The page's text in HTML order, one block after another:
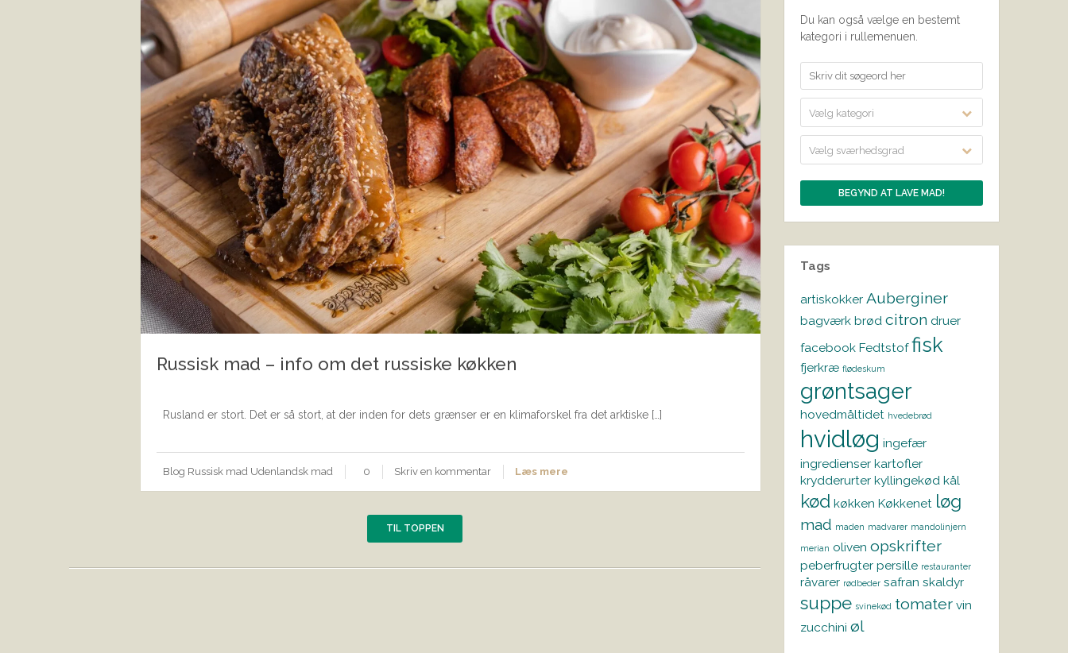
Russisk mad – info om det russiske køkken
Rusland er stort. Det er så stort, at der inden for dets grænser er en klimaforskel fra det arktiske […]
Blog Russisk mad Udenlandsk mad 0 Skriv en kommentar Læs mere
TIL TOPPEN
Du kan også vælge en bestemt
kategori i rullemenuen.
Vælg kategori
Vælg sværhedsgrad
Tags
artiskokker Auberginer
bagværk brød citron druer
facebook Fedtstof fisk
fjerkræ flødeskum
grøntsager
hovedmåltidet hvedebrød
hvidløg ingefær
ingredienser kartofler
krydderurter kyllingekød kål
kød køkken Køkkenet løg
mad maden madvarer mandolinjern
merian oliven opskrifter
peberfrugter persille restauranter
råvarer rødbeder safran skaldyr
suppe svinekød tomater vin
zucchini øl